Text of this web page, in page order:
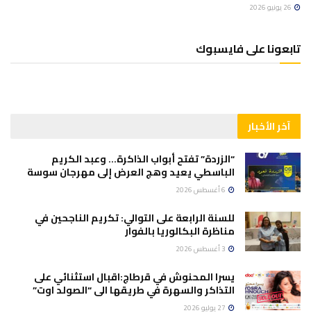
تابعونا على فايسبوك
آخر الأخبار
“الزردة” تفتح أبواب الذاكرة… وعبد الكريم
الباسطي يعيد وهج العرض إلى مهرجان سوسة
للسنة الرابعة على التوالي: تكريم الناجحين في
مناظرة البكالوريا بالفوار
يسرا المحنوش في قرطاج:اقبال استثنائي على
التذاكر والسهرة في طريقها الى “الصولد اوت”